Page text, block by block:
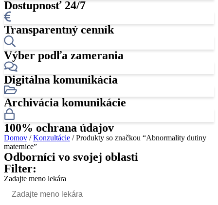
Dostupnosť 24/7
Transparentný cenník
Výber podľa zamerania
Digitálna komunikácia
Archivácia komunikácie
100% ochrana údajov
Domov /Konzultácie / Produkty so značkou “Abnormality dutiny
maternice”
Odborníci vo svojej oblasti
Filter:
Zadajte meno lekára